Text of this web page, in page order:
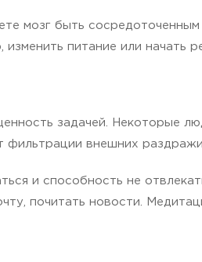
мозг быть
питание или начать
задачей. Некоторые
фильтрации внешних
и способность не
почитать новости.